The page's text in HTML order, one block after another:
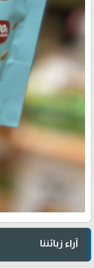
آراء زبائننا